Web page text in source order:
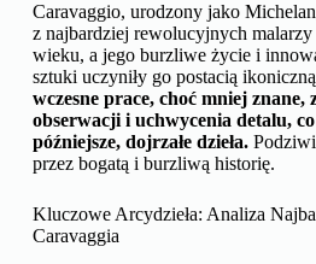
Caravaggio, urodzony jako
z najbardziej rewolucyjnych
wieku, a jego burzliwe życie i
sztuki uczyniły go postacią
wczesne prace, choć mniej
obserwacji i uchwycenia detalu,
późniejsze, dojrzałe dzieła.
przez bogatą i burzliwą historię.
Kluczowe Arcydzieła: Analiza
Caravaggia